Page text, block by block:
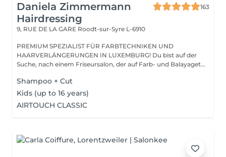
Daniela Zimmermann
Hairdressing
163
9, RUE DE LA GARE Roodt-sur-Syre L-6910
PREMIUM SPEZIALIST FÜR FARBTECHNIKEN UND
HAARVERLÄNGERUNGEN IN LUXEMBURG! Du bist auf der
Suche, nach einem Friseursalon, der auf Farb- und Balayaget...
Shampoo + Cut
Kids (up to 16 years)
AIRTOUCH CLASSIC